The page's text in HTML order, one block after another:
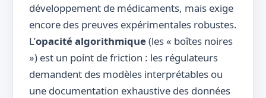
développement de médicaments, mais exige
encore des preuves expérimentales robustes.
L’opacité algorithmique(les « boîtes noires
») est un point de friction : les régulateurs
demandent des modèles interprétables ou
une documentation exhaustive des données